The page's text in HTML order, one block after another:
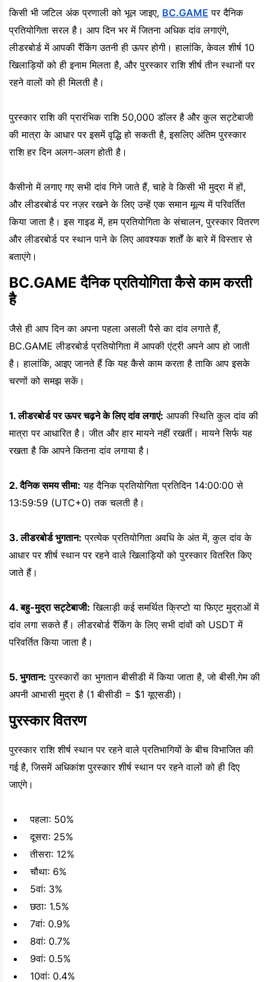
किसी भी जटिल अंक प्रणाली को भूल जाइए, BC.GAME पर दैनिक
प्रतियोगिता सरल है। आप दिन भर में जितना अधिक दांव लगाएंगे,
लीडरबोर्ड में आपकी रैंकिंग उतनी ही ऊपर होगी। हालांकि, केवल शीर्ष 10
खिलाड़ियों को ही इनाम मिलता है, और पुरस्कार राशि शीर्ष तीन स्थानों पर
रहने वालों को ही मिलती है।
पुरस्कार राशि की प्रारंभिक राशि 50,000 डॉलर है और कुल सट्टेबाजी
की मात्रा के आधार पर इसमें वृद्धि हो सकती है, इसलिए अंतिम पुरस्कार
राशि हर दिन अलग-अलग होती है।
कैसीनो में लगाए गए सभी दांव गिने जाते हैं, चाहे वे किसी भी मुद्रा में हों,
और लीडरबोर्ड पर नज़र रखने के लिए उन्हें एक समान मूल्य में परिवर्तित
किया जाता है। इस गाइड में, हम प्रतियोगिता के संचालन, पुरस्कार वितरण
और लीडरबोर्ड पर स्थान पाने के लिए आवश्यक शर्तों के बारे में विस्तार से
बताएंगे।
BC.GAME दैनिक प्रतियोगिता कैसे काम करती
है
जैसे ही आप दिन का अपना पहला असली पैसे का दांव लगाते हैं,
BC.GAME लीडरबोर्ड प्रतियोगिता में आपकी एंट्री अपने आप हो जाती
है। हालांकि, आइए जानते हैं कि यह कैसे काम करता है ताकि आप इसके
चरणों को समझ सकें।
1. लीडरबोर्ड पर ऊपर चढ़ने के लिए दांव लगाएं: आपकी स्थिति कुल दांव की
मात्रा पर आधारित है। जीत और हार मायने नहीं रखतीं। मायने सिर्फ यह
रखता है कि आपने कितना दांव लगाया है।
2. दैनिक समय सीमा: यह दैनिक प्रतियोगिता प्रतिदिन 14:00:00 से
13:59:59 (UTC+0) तक चलती है।
3. लीडरबोर्ड भुगतान: प्रत्येक प्रतियोगिता अवधि के अंत में, कुल दांव के
आधार पर शीर्ष स्थान पर रहने वाले खिलाड़ियों को पुरस्कार वितरित किए
जाते हैं।
4. बहु-मुद्रा सट्टेबाजी: खिलाड़ी कई समर्थित क्रिप्टो या फिएट मुद्राओं में
दांव लगा सकते हैं। लीडरबोर्ड रैंकिंग के लिए सभी दांवों को USDT में
परिवर्तित किया जाता है।
5. भुगतान: पुरस्कारों का भुगतान बीसीडी में किया जाता है, जो बीसी.गेम की
अपनी आभासी मुद्रा है (1 बीसीडी = $1 यूएसडी)।
पुरस्कार वितरण
पुरस्कार राशि शीर्ष स्थान पर रहने वाले प्रतिभागियों के बीच विभाजित की
गई है, जिसमें अधिकांश पुरस्कार शीर्ष स्थान पर रहने वालों को ही दिए
जाएंगे।
पहला: 50%
दूसरा: 25%
तीसरा: 12%
चौथा: 6%
5वां: 3%
छठा: 1.5%
7वां: 0.9%
8वां: 0.7%
9वां: 0.5%
10वां: 0.4%